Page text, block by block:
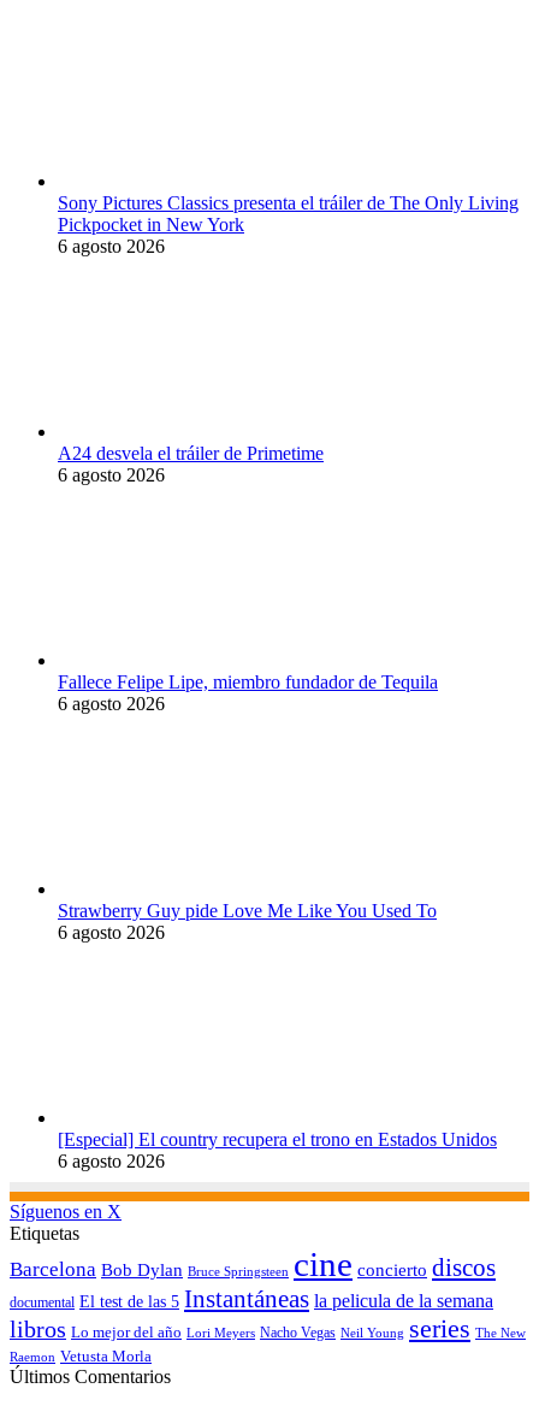
Sony Pictures Classics presenta el tráiler de The Only Living
Pickpocket in New York
6 agosto 2026
A24 desvela el tráiler de Primetime
6 agosto 2026
Fallece Felipe Lipe, miembro fundador de Tequila
6 agosto 2026
Strawberry Guy pide Love Me Like You Used To
6 agosto 2026
[Especial] El country recupera el trono en Estados Unidos
6 agosto 2026
Síguenos en X
Etiquetas
Barcelona Bob Dylan Bruce Springsteen cine concierto discos
documental El test de las 5 Instantáneas la pelicula de la semana
libros Lo mejor del año Lori Meyers Nacho Vegas Neil Young series The New
Raemon Vetusta Morla
Últimos Comentarios